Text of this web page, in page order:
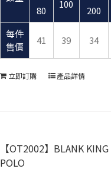
80
100
200
每件
售價
41 39 34
立即訂購 產品詳情
【OT2002】BLANK
POLO